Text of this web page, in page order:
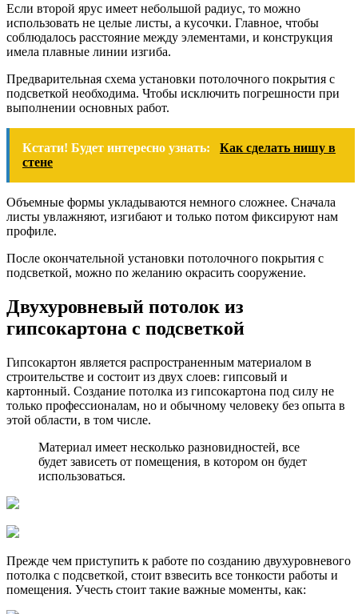
Если второй ярус имеет небольшой радиус, то можно
использовать не целые листы, а кусочки. Главное, чтобы
соблюдалось расстояние между элементами, и конструкция
имела плавные линии изгиба.
Предварительная схема установки потолочного покрытия с
подсветкой необходима. Чтобы исключить погрешности при
выполнении основных работ.
Кстати! Будет интересно узнать:
Как сделать нишу в
стене
Объемные формы укладываются немного сложнее. Сначала
листы увлажняют, изгибают и только потом фиксируют нам
профиле.
После окончательной установки потолочного покрытия с
подсветкой, можно по желанию окрасить сооружение.
Двухуровневый потолок из
гипсокартона с подсветкой
Гипсокартон является распространенным материалом в
строительстве и состоит из двух слоев: гипсовый и
картонный. Создание потолка из гипсокартона под силу не
только профессионалам, но и обычному человеку без опыта в
этой области, в том числе.
Материал имеет несколько разновидностей, все
будет зависеть от помещения, в котором он будет
использоваться.
Прежде чем приступить к работе по созданию двухуровневого
потолка с подсветкой, стоит взвесить все тонкости работы и
помещения. Учесть стоит такие важные моменты, как: